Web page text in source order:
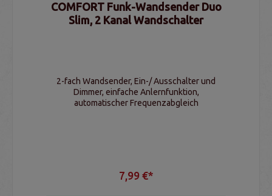
COMFORT Funk-Wandsender Duo
Slim, 2 Kanal Wandschalter
2-fach Wandsender, Ein-/ Ausschalter und
Dimmer, einfache Anlernfunktion,
automatischer Frequenzabgleich
7,99 €*